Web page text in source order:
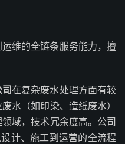
维的全链条服务能力，擅
司在复杂废水处理方面有较
水（如印染、造纸废水）
域，技术冗余度高。公司
计、施工到运营的全流程